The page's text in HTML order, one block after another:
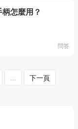
柄怎麼用？
問答
... 下一頁